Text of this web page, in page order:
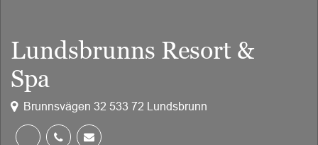
Lundsbrunns Resort &
Spa
Brunnsvägen 32 533 72 Lundsbrunn